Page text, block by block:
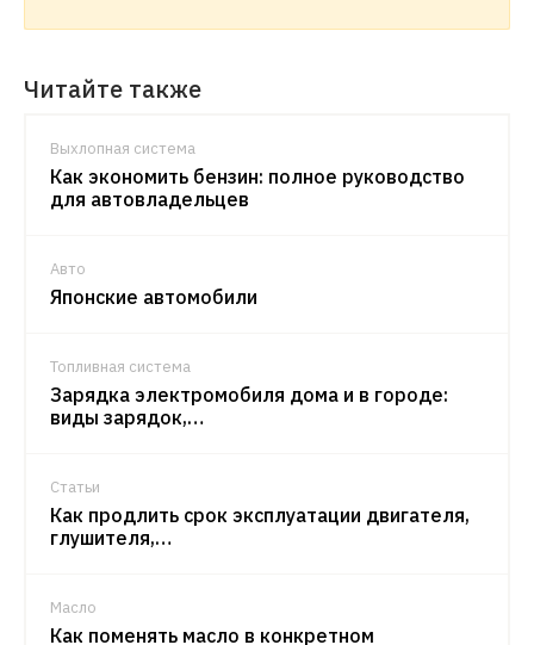
Читайте также
Выхлопная система
Как экономить бензин: полное руководство
для автовладельцев
Авто
Японские автомобили
Топливная система
Зарядка электромобиля дома и в городе:
виды зарядок,…
Статьи
Как продлить срок эксплуатации двигателя,
глушителя,…
Масло
Как поменять масло в конкретном